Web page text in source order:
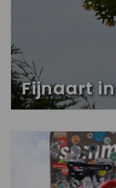
Fijnaart